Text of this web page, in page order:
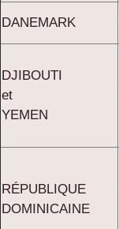
DANEMARK
DJIBOUTI
et
YEMEN
RÉPUBLIQUE
DOMINICAINE